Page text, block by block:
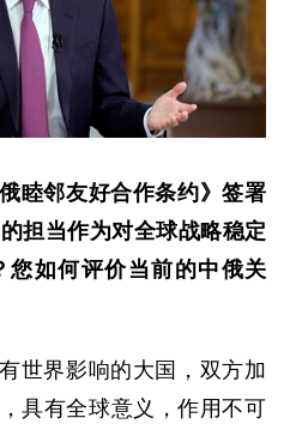
睦邻友好合作条约》签署
担当作为对全球战略稳定
您如何评价当前的中俄关
世界影响的大国，双方加
具有全球意义，作用不可